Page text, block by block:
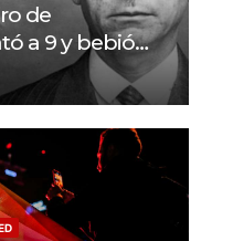
de
a 9 y bebió